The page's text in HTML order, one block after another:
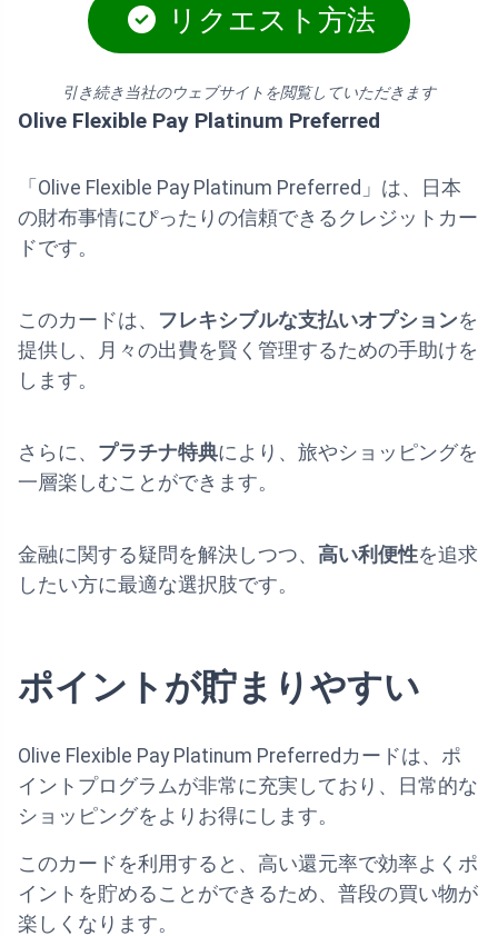
リクエスト方法
引き続き当社のウェブサイトを閲覧していただきます
Olive Flexible Pay Platinum Preferred
「Olive Flexible Pay Platinum Preferred」は、日本
の財布事情にぴったりの信頼できるクレジットカー
ドです。
このカードは、 フレキシブルな支払いオプションを
提供し、月々の出費を賢く管理するための手助けを
します。
さらに、 プラチナ特典により、旅やショッピングを
一層楽しむことができます。
金融に関する疑問を解決しつつ、 高い利便性を追求
したい方に最適な選択肢です。
ポイントが貯まりやすい
Olive Flexible Pay Platinum Preferredカードは、ポ
イントプログラムが非常に充実しており、日常的な
ショッピングをよりお得にします。
このカードを利用すると、高い還元率で効率よくポ
イントを貯めることができるため、普段の買い物が
楽しくなります。